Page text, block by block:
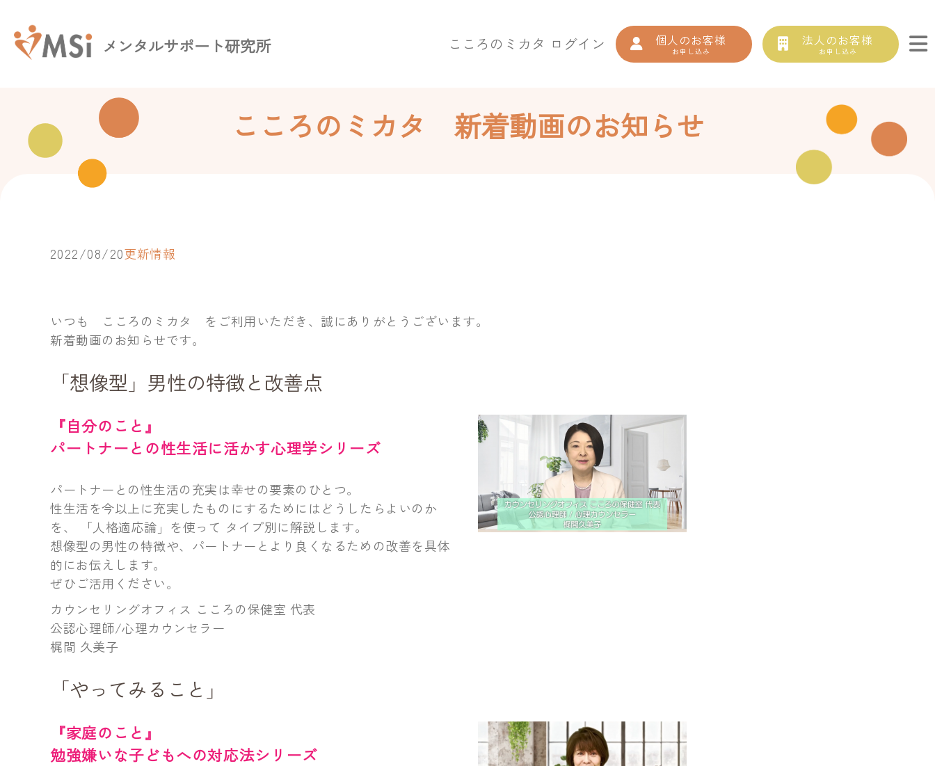
メンタルサポート研究所 こころのミカタ ログイン 個人のお客様
お申し込み
法人のお客様
お申し込み
こころのミカタ 新着動画のお知らせ
2022/08/20更新情報
いつも こころのミカタ をご利用いただき、誠にありがとうございます。
新着動画のお知らせです。
「想像型」男性の特徴と改善点
『自分のこと』
パートナーとの性生活に活かす心理学シリーズ
パートナーとの性生活の充実は幸せの要素のひとつ。
性生活を今以上に充実したものにするためにはどうしたらよいのか
を、 「人格適応論」を使って タイプ別に解説します。
想像型の男性の特徴や、パートナーとより良くなるための改善を具体
的にお伝えします。
ぜひご活用ください。
カウンセリングオフィス こころの保健室 代表
公認心理師/心理カウンセラー
梶間 久美子
「やってみること」
『家庭のこと』
勉強嫌いな子どもへの対応法シリーズ